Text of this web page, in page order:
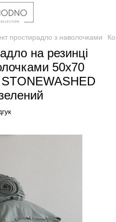
простирадло з наволочками
на резинці
50х70